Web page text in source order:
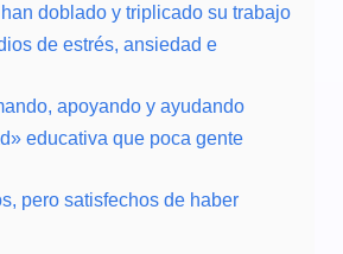
doblado y triplicado su trabajo
de estrés, ansiedad e
apoyando y ayudando
educativa que poca gente
pero satisfechos de haber